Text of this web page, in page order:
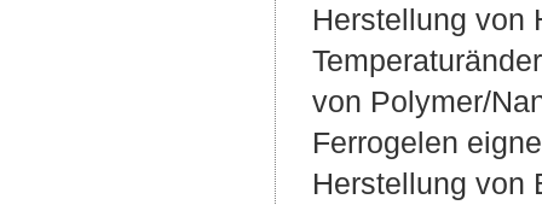
Herstellung von
von Polymer/
Ferrogelen
Herstellung von